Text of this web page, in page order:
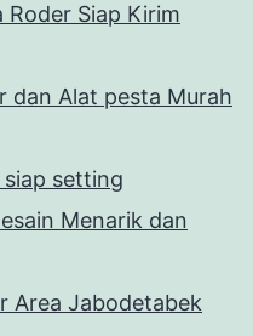
Roder Siap Kirim
dan Alat pesta Murah
setting
Menarik dan
Area Jabodetabek